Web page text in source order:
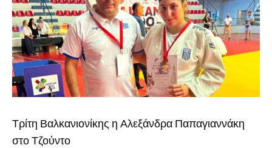
Τρίτη Βαλκανιονίκης η Αλεξάνδρα Παπαγιαννάκη
στο Τζούντο